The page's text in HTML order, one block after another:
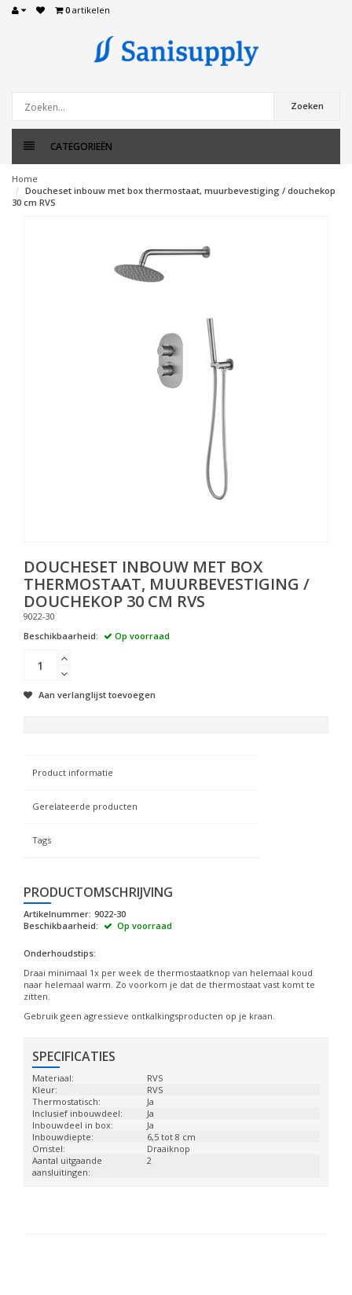
0 artikelen
Zoeken
CATEGORIEËN
Home
Doucheset inbouw met box thermostaat, muurbevestiging / douchekop
30 cm RVS
DOUCHESET INBOUW MET BOX
THERMOSTAAT, MUURBEVESTIGING /
DOUCHEKOP 30 CM RVS
9022-30
Beschikbaarheid:
Op voorraad
Aan verlanglijst toevoegen
Product informatie
Gerelateerde producten
Tags
PRODUCTOMSCHRIJVING
Artikelnummer: 9022-30
Beschikbaarheid:
Op voorraad
Onderhoudstips:
Draai minimaal 1x per week de thermostaatknop van helemaal koud
naar helemaal warm. Zo voorkom je dat de thermostaat vast komt te
zitten.
Gebruik geen agressieve ontkalkingsproducten op je kraan.
SPECIFICATIES
Materiaal:
RVS
Kleur:
RVS
Thermostatisch:
Ja
Inclusief inbouwdeel:
Ja
Inbouwdeel in box:
Ja
Inbouwdiepte:
6,5 tot 8 cm
Omstel:
Draaiknop
Aantal uitgaande
aansluitingen:
2